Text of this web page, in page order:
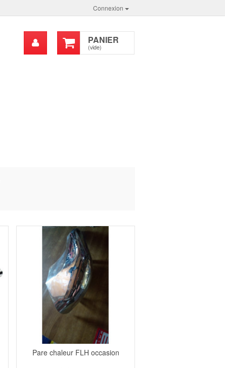
Connexion
PANIER
(vide)
Mon
compte
Pare chaleur FLH occasion